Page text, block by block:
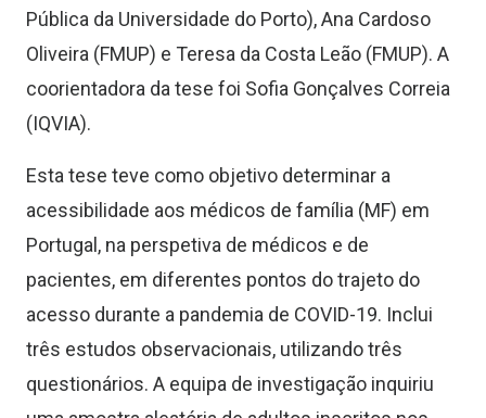
Pública da Universidade do Porto), Ana Cardoso
Oliveira (FMUP) e Teresa da Costa Leão (FMUP). A
coorientadora da tese foi Sofia Gonçalves Correia
(IQVIA).
Esta tese teve como objetivo determinar a
acessibilidade aos médicos de família (MF) em
Portugal, na perspetiva de médicos e de
pacientes, em diferentes pontos do trajeto do
acesso durante a pandemia de COVID-19. Inclui
três estudos observacionais, utilizando três
questionários. A equipa de investigação inquiriu